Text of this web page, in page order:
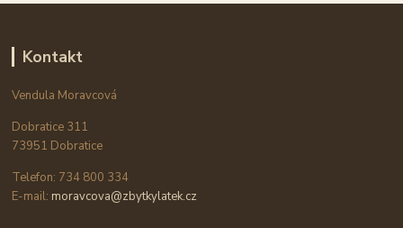
Kontakt
Vendula Moravcová
Dobratice 311
73951 Dobratice
Telefon: 734 800 334
E-mail: moravcova@zbytkylatek.cz